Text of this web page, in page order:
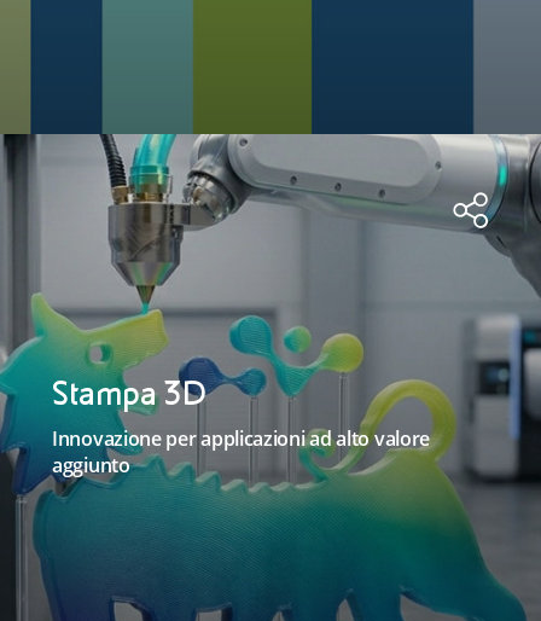
Stampa 3D
Innovazione per applicazioni ad alto valore
aggiunto